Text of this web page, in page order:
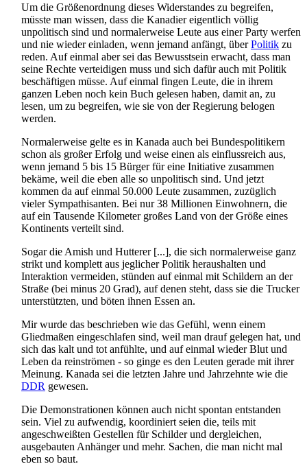
Um die Größenordnung dieses Widerstandes zu begreifen,
müsste man wissen, dass die Kanadier eigentlich völlig
unpolitisch sind und normalerweise Leute aus einer Party werfen
und nie wieder einladen, wenn jemand anfängt, überPolitik zu
reden. Auf einmal aber sei das Bewusstsein erwacht, dass man
seine Rechte verteidigen muss und sich dafür auch mit Politik
beschäftigen müsse. Auf einmal fingen Leute, die in ihrem
ganzen Leben noch kein Buch gelesen haben, damit an, zu
lesen, um zu begreifen, wie sie von der Regierung belogen
werden.
Normalerweise gelte es in Kanada auch bei Bundes­politikern
schon als großer Erfolg und weise einen als einflussreich aus,
wenn jemand 5 bis 15 Bürger für eine Initiative zusammen
bekäme, weil die eben alle so unpolitisch sind. Und jetzt
kommen da auf einmal 50.000 Leute zusammen, zuzüglich
vieler Sympathisanten. Bei nur 38 Millionen Einwohnern, die
auf ein Tausende Kilometer großes Land von der Größe eines
Kontinents verteilt sind.
Sogar die Amish und Hutterer [...], die sich normalerweise ganz
strikt und komplett aus jeglicher Politik heraushalten und
Interaktion vermeiden, stünden auf einmal mit Schildern an der
Straße (bei minus 20 Grad), auf denen steht, dass sie die Trucker
unterstützten, und böten ihnen Essen an.
Mir wurde das beschrieben wie das Gefühl, wenn einem
Gliedmaßen eingeschlafen sind, weil man drauf gelegen hat, und
sich das kalt und tot anfühlte, und auf einmal wieder Blut und
Leben da reinströmen - so ginge es den Leuten gerade mit ihrer
Meinung. Kanada sei die letzten Jahre und Jahrzehnte wie die
DDR gewesen.
Die Demonstrationen können auch nicht spontan entstanden
sein. Viel zu aufwendig, koordiniert seien die, teils mit
angeschweißten Gestellen für Schilder und dergleichen,
ausgebauten Anhänger und mehr. Sachen, die man nicht mal
eben so baut.